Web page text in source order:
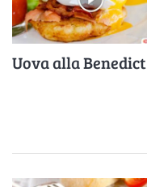
Uova alla Benedict